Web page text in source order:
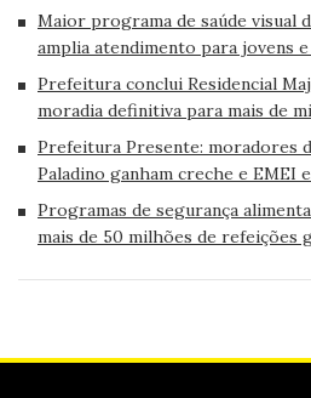
Maior programa de saúde visual
amplia atendimento para jovens
Prefeitura conclui Residencial
moradia definitiva para mais de
Prefeitura Presente: moradores
Paladino ganham creche e EMEI
Programas de segurança
mais de 50 milhões de refeições